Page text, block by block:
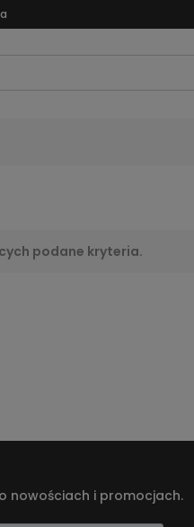
podane kryteria.
nowościach i promocjach.